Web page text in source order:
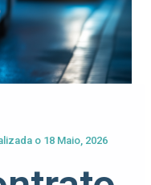
o 18 Maio, 2026